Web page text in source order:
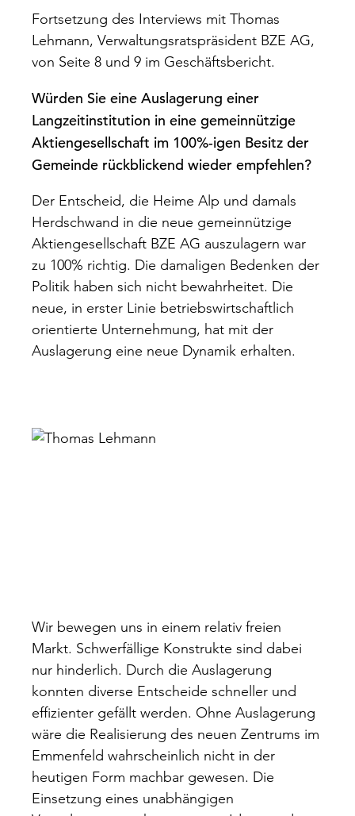
Fortsetzung des Interviews mit Thomas
Lehmann, Verwaltungsratspräsident BZE AG,
von Seite 8 und 9 im Geschäftsbericht.
Würden Sie eine Auslagerung einer
Langzeitinstitution in eine gemeinnützige
Aktiengesellschaft im 100%-igen Besitz der
Gemeinde rückblickend wieder empfehlen?
Der Entscheid, die Heime Alp und damals
Herdschwand in die neue gemeinnützige
Aktiengesellschaft BZE AG auszulagern war
zu 100% richtig. Die damaligen Bedenken der
Politik haben sich nicht bewahrheitet. Die
neue, in erster Linie betriebswirtschaftlich
orientierte Unternehmung, hat mit der
Auslagerung eine neue Dynamik erhalten.
Wir bewegen uns in einem relativ freien
Markt. Schwerfällige Konstrukte sind dabei
nur hinderlich. Durch die Auslagerung
konnten diverse Entscheide schneller und
effizienter gefällt werden. Ohne Auslagerung
wäre die Realisierung des neuen Zentrums im
Emmenfeld wahrscheinlich nicht in der
heutigen Form machbar gewesen. Die
Einsetzung eines unabhängigen